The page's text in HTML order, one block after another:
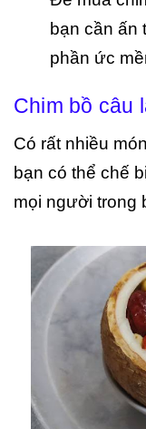
bạn cần ấn
phần ức
Chim bồ câu
Có rất nhiều
bạn có thể chế
mọi người trong